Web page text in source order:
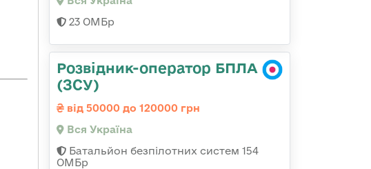
23 ОМБр
Розвідник-оператор БПЛА
(ЗСУ)
від 50000 до 120000 грн
Вся Україна
Батальйон безпілотних систем 154
ОМБр